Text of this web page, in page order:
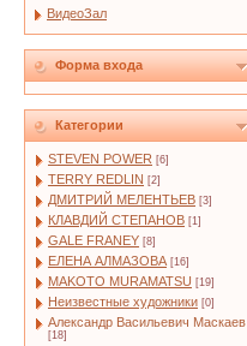
ВидеоЗал
Форма входа
Категории
STEVEN POWER [6]
TERRY REDLIN [2]
ДМИТРИЙ МЕЛЕНТЬЕВ [3]
КЛАВДИЙ СТЕПАНОВ [1]
GALE FRANEY [8]
ЕЛЕНА АЛМАЗОВА [16]
MAKOTO MURAMATSU [19]
Неизвестные художники [0]
Александр Васильевич Маскаев
[18]